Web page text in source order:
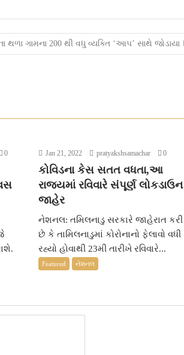
થળા ગામના 200 થી વધુ વ્યક્તિ ‘આપ’ સાથે જોડાયા
0 Jan 21, 2022 pratyakshsamachar 0
કોવિડના કેસ સતત વધતા,આ
રાજ્યમાં રવિવારે સંપૂર્ણ લોકડાઉન
જાહેર
નેશનલ: તમિલનાડુ સરકારે જાહેરાત કરી
છે કે તામિલનાડુમાં કોરોનાનો ફેલાવો વધી
રહ્યો હોવાથી 23મી તારીખે રવિવારે...
Featured નેશનલ